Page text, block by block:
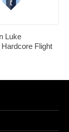
Luke
Flight
Flights